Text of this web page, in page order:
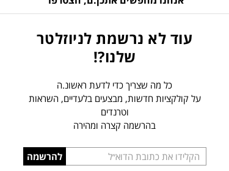
עוד לא נרשמת לניוזלטר
שלנו?!
כל מה שצריך כדי לדעת ראשונ.ה
על קולקציות חדשות, מבצעים בלעדיים, השראות
וטרנדים
בהרשמה קצרה ומהירה
הכניסו
להרשמה